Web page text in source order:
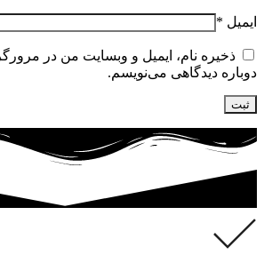
ایمیل *
ذخیره نام، ایمیل و وبسایت من در
دوباره دیدگاهی می‌نویسم.